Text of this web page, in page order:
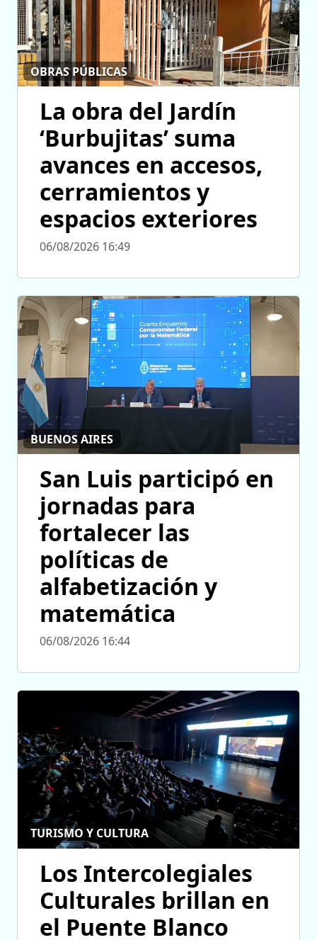
OBRAS PÚBLICAS
La obra del Jardín
‘Burbujitas’ suma
avances en accesos,
cerramientos y
espacios exteriores
06/08/2026 16:49
BUENOS AIRES
San Luis participó en
jornadas para
fortalecer las
políticas de
alfabetización y
matemática
06/08/2026 16:44
TURISMO Y CULTURA
Los Intercolegiales
Culturales brillan en
el Puente Blanco